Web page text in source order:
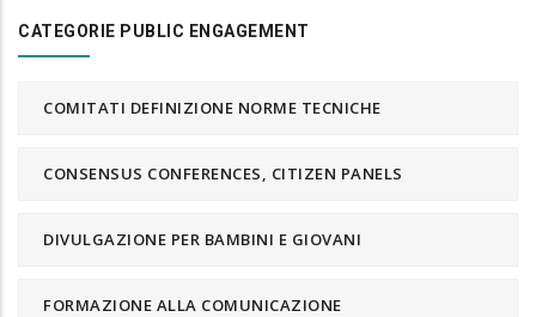
CATEGORIE PUBLIC ENGAGEMENT
COMITATI DEFINIZIONE NORME TECNICHE
CONSENSUS CONFERENCES, CITIZEN PANELS
DIVULGAZIONE PER BAMBINI E GIOVANI
FORMAZIONE ALLA COMUNICAZIONE